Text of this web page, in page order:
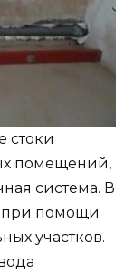
стоки
помещений,
система. В
при помощи
участков.